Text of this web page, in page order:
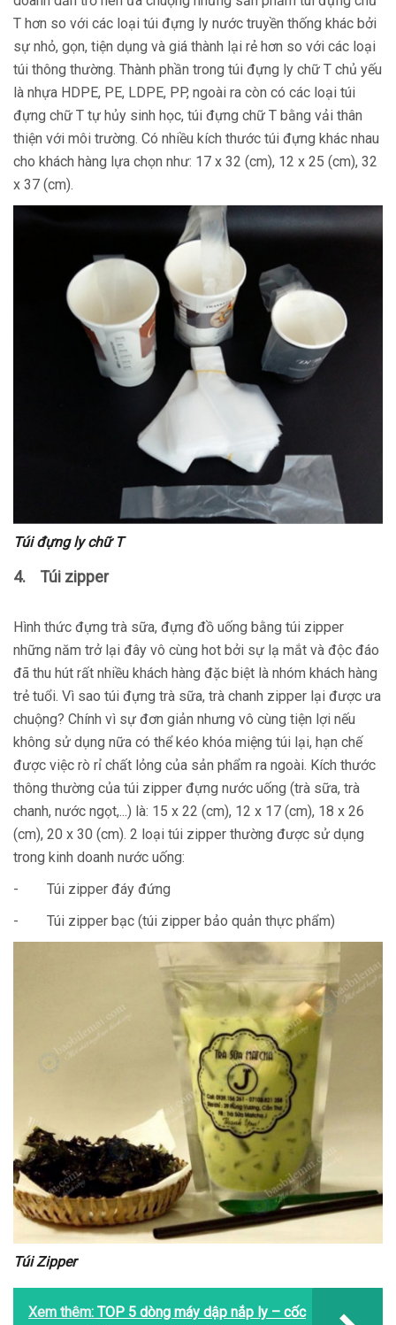
T hơn so với các loại túi đựng ly nước truyền thống khác bởi
sự nhỏ, gọn, tiện dụng và giá thành lại rẻ hơn so với các loại
túi thông thường. Thành phần trong túi đựng ly chữ T chủ yếu
là nhựa HDPE, PE, LDPE, PP, ngoài ra còn có các loại túi
đựng chữ T tự hủy sinh học, túi đựng chữ T bằng vải thân
thiện với môi trường. Có nhiều kích thước túi đựng khác nhau
cho khách hàng lựa chọn như: 17 x 32 (cm), 12 x 25 (cm), 32
x 37 (cm).
Túi đựng ly chữ T
4. Túi zipper
Hình thức đựng trà sữa, đựng đồ uống bằng túi zipper
những năm trở lại đây vô cùng hot bởi sự lạ mắt và độc đáo
đã thu hút rất nhiều khách hàng đặc biệt là nhóm khách hàng
trẻ tuổi. Vì sao túi đựng trà sữa, trà chanh zipper lại được ưa
chuộng? Chính vì sự đơn giản nhưng vô cùng tiện lợi nếu
không sử dụng nữa có thể kéo khóa miệng túi lại, hạn chế
được việc rò rỉ chất lỏng của sản phẩm ra ngoài. Kích thước
thông thường của túi zipper đựng nước uống (trà sữa, trà
chanh, nước ngọt,...) là: 15 x 22 (cm), 12 x 17 (cm), 18 x 26
(cm), 20 x 30 (cm). 2 loại túi zipper thường được sử dụng
trong kinh doanh nước uống:
- Túi zipper đáy đứng
- Túi zipper bạc (túi zipper bảo quản thực phẩm)
Túi Zipper
Xem thêm: TOP 5 dòng máy dập nắp ly – cốc